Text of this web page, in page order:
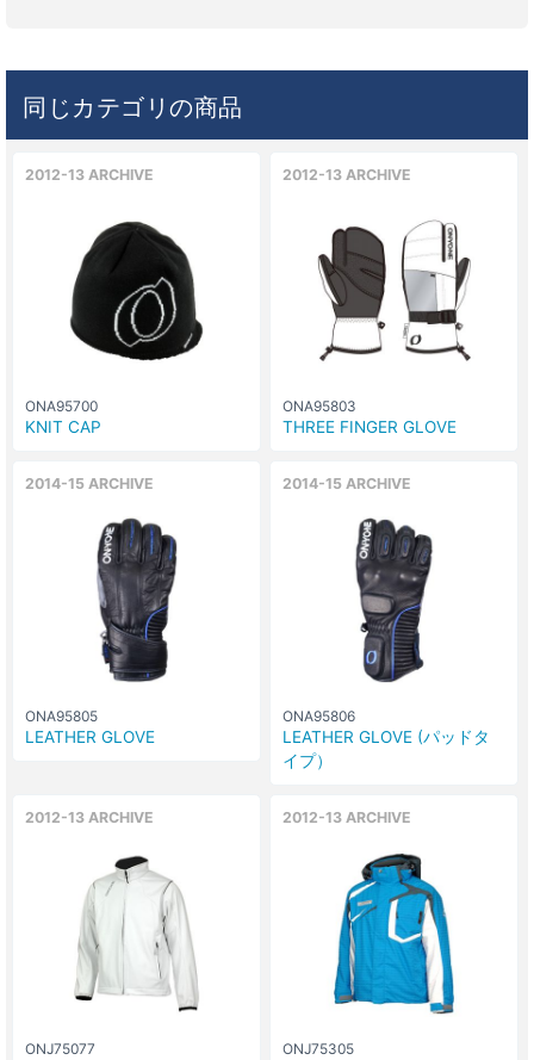
同じカテゴリの商品
2012-13 ARCHIVE
ONA95700
KNIT CAP
2012-13 ARCHIVE
ONA95803
THREE FINGER GLOVE
2014-15 ARCHIVE
ONA95805
LEATHER GLOVE
2014-15 ARCHIVE
ONA95806
LEATHER GLOVE (パッドタ
イプ）
2012-13 ARCHIVE
ONJ75077
2012-13 ARCHIVE
ONJ75305